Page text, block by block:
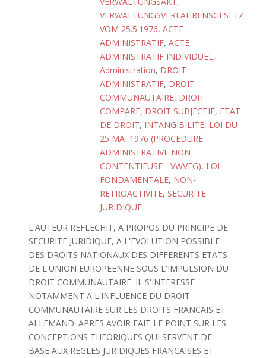
VERWALTUNGSVERFAHRENSGESETZ
VOM 25.5.1976, ACTE
ADMINISTRATIF, ACTE
ADMINISTRATIF INDIVIDUEL,
Administration, DROIT
ADMINISTRATIF, DROIT
COMMUNAUTAIRE, DROIT
COMPARE, DROIT SUBJECTIF, ETAT
DE DROIT, INTANGIBILITE, LOI DU
25 MAI 1976 (PROCEDURE
ADMINISTRATIVE NON
CONTENTIEUSE - VWVFG), LOI
FONDAMENTALE, NON-
RETROACTIVITE, SECURITE
JURIDIQUE
L'AUTEUR REFLECHIT, A PROPOS DU PRINCIPE DE
SECURITE JURIDIQUE, A L'EVOLUTION POSSIBLE
DES DROITS NATIONAUX DES DIFFERENTS ETATS
DE L'UNION EUROPEENNE SOUS L'IMPULSION DU
DROIT COMMUNAUTAIRE. IL S'INTERESSE
NOTAMMENT A L'INFLUENCE DU DROIT
COMMUNAUTAIRE SUR LES DROITS FRANCAIS ET
ALLEMAND. APRES AVOIR FAIT LE POINT SUR LES
CONCEPTIONS THEORIQUES QUI SERVENT DE
BASE AUX REGLES JURIDIQUES FRANCAISES ET